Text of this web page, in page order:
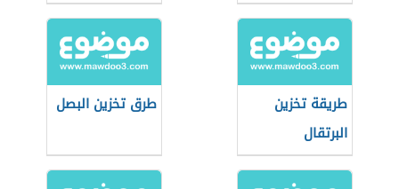
طريقة تخزين
البرتقال
طرق تخزين البصل